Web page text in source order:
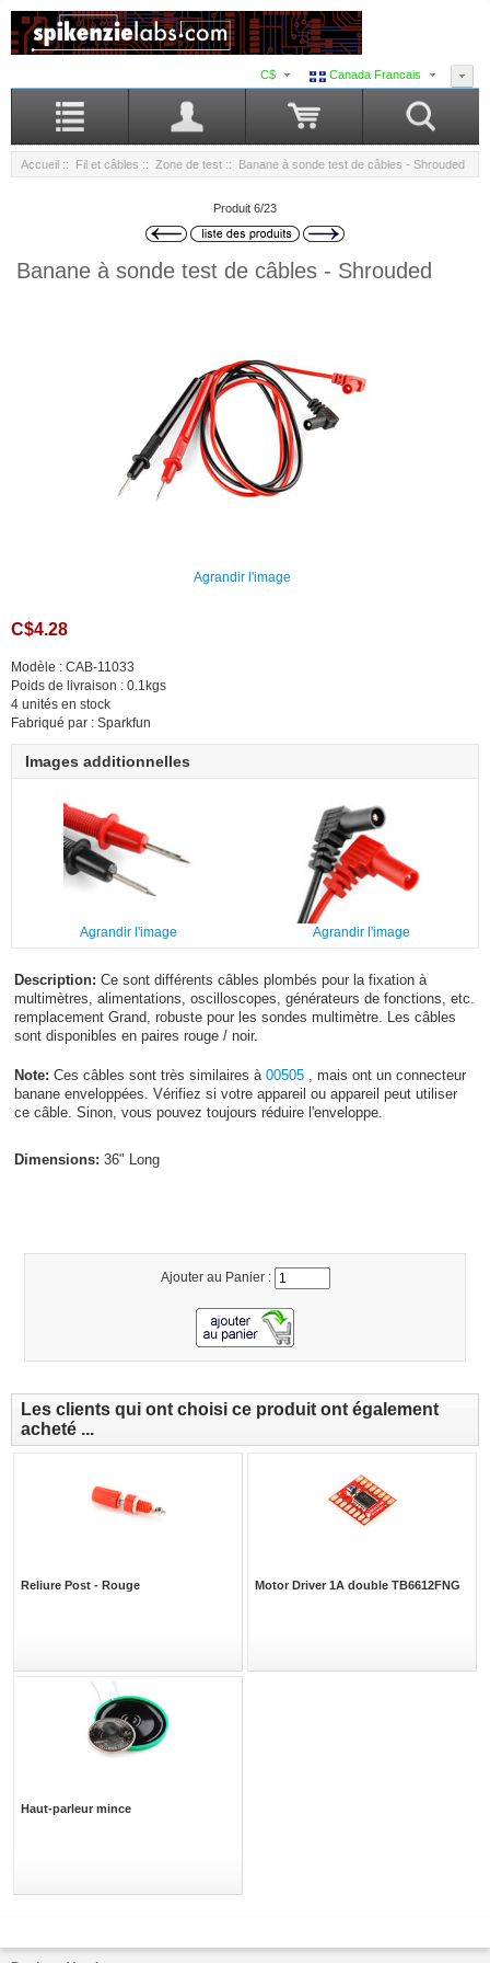
Canada Francais
C$
Accueil :: Fil et câbles :: Zone de test :: Banane à sonde test de câbles - Shrouded
Produit 6/23
Banane à sonde test de câbles - Shrouded
Agrandir l'image
C$4.28
Modèle : CAB-11033
Poids de livraison : 0.1kgs
4 unités en stock
Fabriqué par : Sparkfun
Images additionnelles
Agrandir l'image Agrandir l'image
Description: Ce sont différents câbles plombés pour la fixation à
multimètres, alimentations, oscilloscopes, générateurs de fonctions, etc.
remplacement Grand, robuste pour les sondes multimètre. Les câbles
sont disponibles en paires rouge / noir.
Note: Ces câbles sont très similaires à 00505 , mais ont un connecteur
banane enveloppées. Vérifiez si votre appareil ou appareil peut utiliser
ce câble. Sinon, vous pouvez toujours réduire l'enveloppe.
Dimensions: 36" Long
Ajouter au Panier :
Les clients qui ont choisi ce produit ont également
acheté ...
Reliure Post - Rouge Motor Driver 1A double TB6612FNG
Haut-parleur mince